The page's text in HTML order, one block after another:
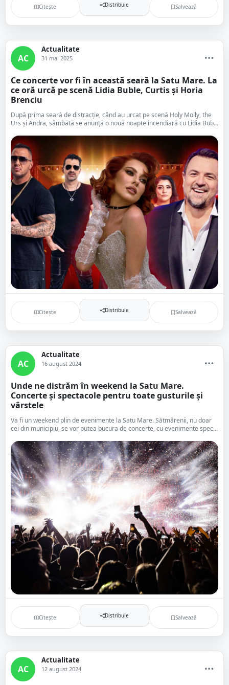
Citește Distribuie Salvează
AC
Actualitate
31 mai 2025
Ce concerte vor fi în această seară la Satu Mare. La
ce oră urcă pe scenă Lidia Buble, Curtis și Horia
Brenciu
După prima seară de distracție, când au urcat pe scenă Holy Molly, the
Urs și Andra, sâmbătă se anunță o nouă noapte incendiară cu Lidia Bub...
Citește Distribuie Salvează
AC
Actualitate
16 august 2024
Unde ne distrăm în weekend la Satu Mare.
Concerte și spectacole pentru toate gusturile și
vârstele
Va fi un weekend plin de evenimente la Satu Mare. Sătmărenii, nu doar
cei din municipiu, se vor putea bucura de concerte, cu evenimente spec...
Citește Distribuie Salvează
AC
Actualitate
12 august 2024